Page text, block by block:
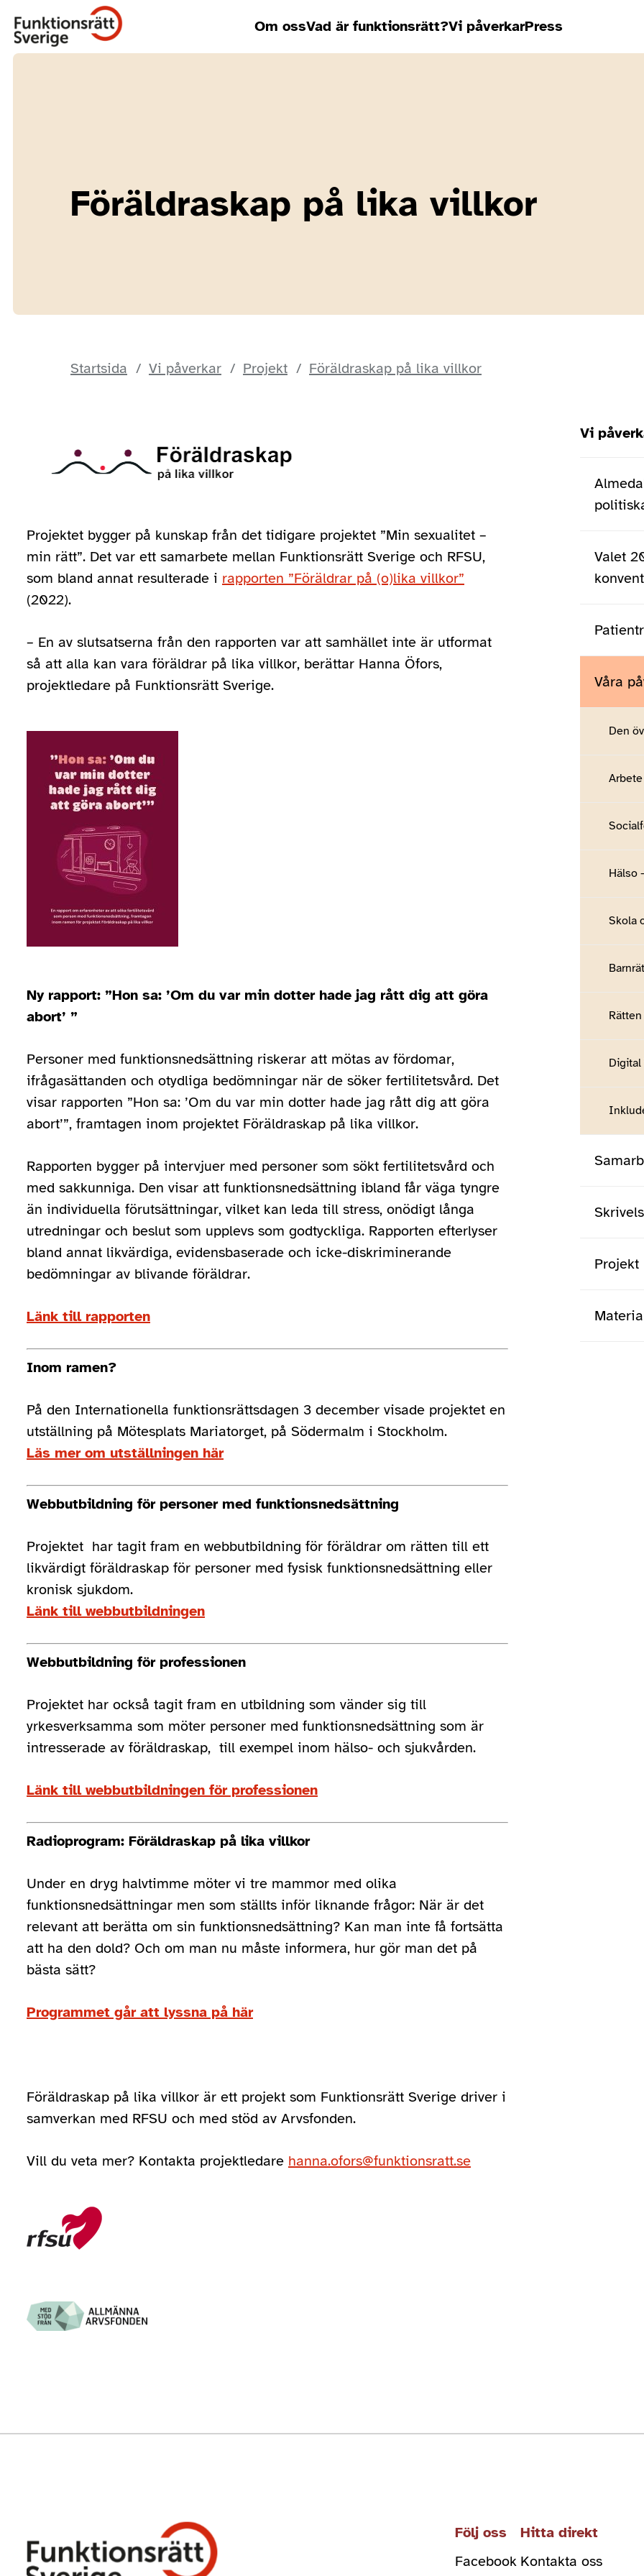
Om ossVad är funktionsrätt?Vi påverkarPress
Föräldraskap på lika villkor
Startsida Vi påverkar Projekt Föräldraskap på lika villkor
Projektet bygger på kunskap från det tidigare projektet ”Min sexualitet –
min rätt”. Det var ett samarbete mellan Funktionsrätt Sverige och RFSU,
som bland annat resulterade i rapporten ”Föräldrar på (o)lika villkor”
(2022).
– En av slutsatserna från den rapporten var att samhället inte är utformat
så att alla kan vara föräldrar på lika villkor, berättar Hanna Öfors,
projektledare på Funktionsrätt Sverige.
Ny rapport: ”Hon sa: ’Om du var min dotter hade jag rått dig att göra
abort’ ”
Personer med funktionsnedsättning riskerar att mötas av fördomar,
ifrågasättanden och otydliga bedömningar när de söker fertilitetsvård. Det
visar rapporten ”Hon sa: ’Om du var min dotter hade jag rått dig att göra
abort’”, framtagen inom projektet Föräldraskap på lika villkor.
Rapporten bygger på intervjuer med personer som sökt fertilitetsvård och
med sakkunniga. Den visar att funktionsnedsättning ibland får väga tyngre
än individuella förutsättningar, vilket kan leda till stress, onödigt långa
utredningar och beslut som upplevs som godtyckliga. Rapporten efterlyser
bland annat likvärdiga, evidensbaserade och icke-diskriminerande
bedömningar av blivande föräldrar.
Länk till rapporten
Inom ramen?
På den Internationella funktionsrättsdagen 3 december visade projektet en
utställning på Mötesplats Mariatorget, på Södermalm i Stockholm.
Läs mer om utställningen här
Webbutbildning för personer med funktionsnedsättning
Projektet har tagit fram en webbutbildning för föräldrar om rätten till ett
likvärdigt föräldraskap för personer med fysisk funktionsnedsättning eller
kronisk sjukdom.
Länk till webbutbildningen
Webbutbildning för professionen
Projektet har också tagit fram en utbildning som vänder sig till
yrkesverksamma som möter personer med funktionsnedsättning som är
intresserade av föräldraskap, till exempel inom hälso- och sjukvården.
Länk till webbutbildningen för professionen
Radioprogram: Föräldraskap på lika villkor
Under en dryg halvtimme möter vi tre mammor med olika
funktionsnedsättningar men som ställts inför liknande frågor: När är det
relevant att berätta om sin funktionsnedsättning? Kan man inte få fortsätta
att ha den dold? Och om man nu måste informera, hur gör man det på
bästa sätt?
Programmet går att lyssna på här
Föräldraskap på lika villkor är ett projekt som Funktionsrätt Sverige driver i
samverkan med RFSU och med stöd av Arvsfonden.
Vill du veta mer? Kontakta projektledare hanna.ofors@funktionsratt.se
Hoppa
Vi
Valet
Våra
Den
Hälso
Skola
Projekt
Följ oss
Facebook
Hitta direkt
Kontakta oss